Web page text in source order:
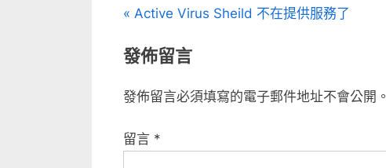
文
章
導
覽
P
e
i
u
Active Virus Sheild 不在提供服務了
發佈留言
發佈留言必須填寫的電子郵件地址不會公開。
留言 *